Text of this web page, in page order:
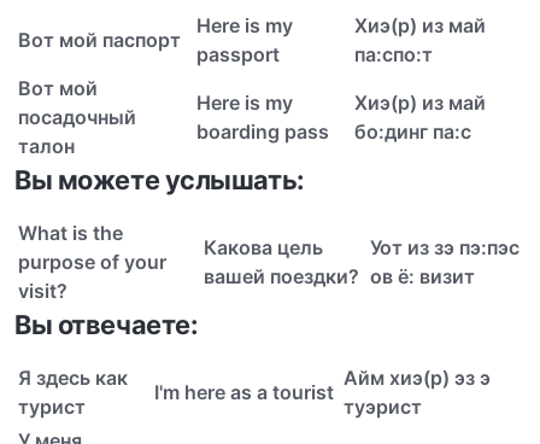
Вот мой паспорт
Here is my
passport
Хиэ(р) из май
па:спо:т
Вот мой
посадочный
талон
Here is my
boarding pass
Хиэ(р) из май
бо:динг па:с
Вы можете услышать:
What is the
purpose of your
visit?
Какова цель
вашей поездки?
Уот из зэ пэ:пэс
ов ё: визит
Вы отвечаете:
Я здесь как
турист
I'm here as a tourist
Айм хиэ(р) эз э
туэрист